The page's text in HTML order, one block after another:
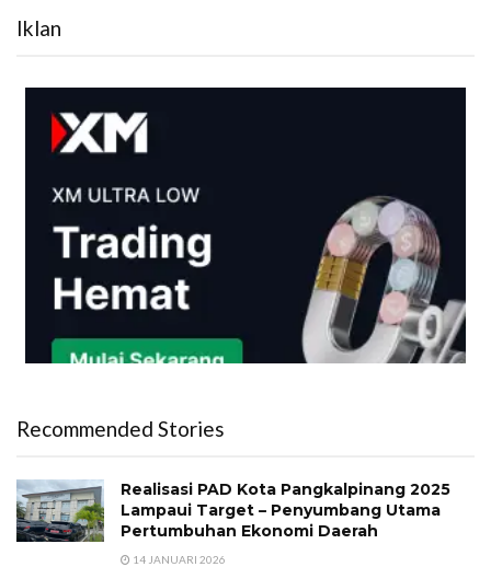
Iklan
Recommended Stories
Realisasi PAD Kota Pangkalpinang 2025
Lampaui Target – Penyumbang Utama
Pertumbuhan Ekonomi Daerah
14 JANUARI 2026